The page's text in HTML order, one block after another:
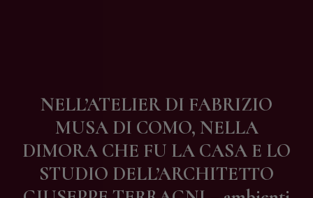
NELL’ATELIER DI FABRIZIO
MUSA DI COMO, NELLA
DIMORA CHE FU LA CASA E LO
STUDIO DELL’ARCHITETTO
Contatti